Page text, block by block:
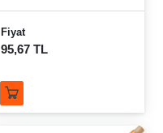
Fiyat
95,67 TL